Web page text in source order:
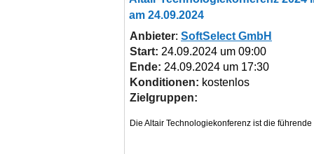
am 24.09.2024
Anbieter: SoftSelect GmbH
Start: 24.09.2024 um 09:00
Ende: 24.09.2024 um 17:30
Konditionen: kostenlos
Zielgruppen: